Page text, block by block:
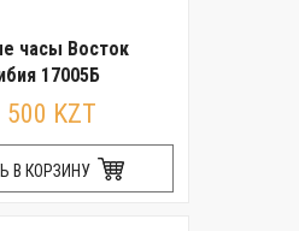
часы Восток
17005Б
500 KZT
В КОРЗИНУ